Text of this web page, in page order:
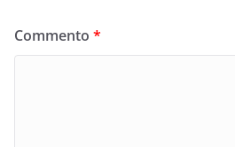
Commento *